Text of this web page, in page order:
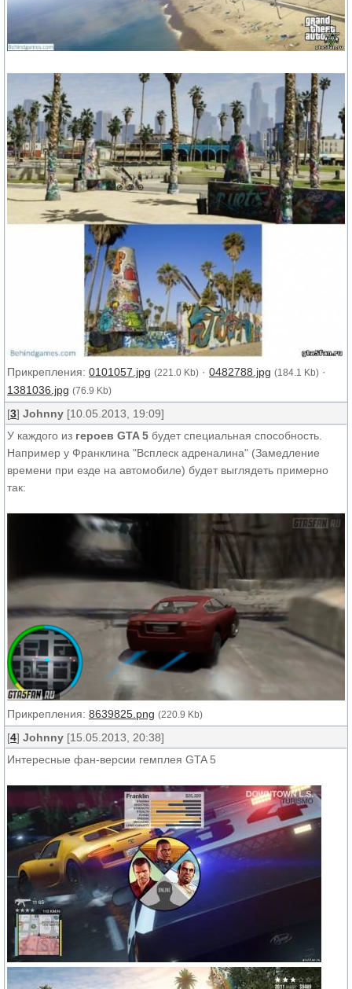
Прикрепления: 0101057.jpg (221.0 Kb) · 0482788.jpg (184.1 Kb) ·
1381036.jpg (76.9 Kb)
[3] Johnny [10.05.2013, 19:09]
У каждого из героев GTA 5 будет специальная способность.
Например у Франклина "Всплеск адреналина" (Замедление
времени при езде на автомобиле) будет выглядеть примерно
так:
Прикрепления: 8639825.png (220.9 Kb)
[4] Johnny [15.05.2013, 20:38]
Интересные фан-версии гемплея GTA 5